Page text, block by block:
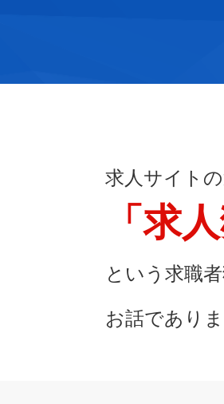
求人サイト
「求
という求職
お話でありま